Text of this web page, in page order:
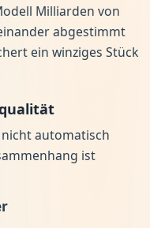
Milliarden von
abgestimmt
ein winziges Stück
automatisch
ist